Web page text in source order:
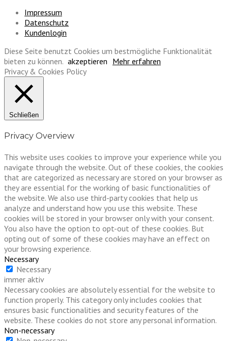
Impressum
Datenschutz
Kundenlogin
Diese Seite benutzt Cookies um bestmögliche Funktionalität
bieten zu können. akzeptieren Mehr erfahren
Privacy & Cookies Policy
Schließen
Privacy Overview
This website uses cookies to improve your experience while you
navigate through the website. Out of these cookies, the cookies
that are categorized as necessary are stored on your browser as
they are essential for the working of basic functionalities of
the website. We also use third-party cookies that help us
analyze and understand how you use this website. These
cookies will be stored in your browser only with your consent.
You also have the option to opt-out of these cookies. But
opting out of some of these cookies may have an effect on
your browsing experience.
Necessary
Necessary
immer aktiv
Necessary cookies are absolutely essential for the website to
function properly. This category only includes cookies that
ensures basic functionalities and security features of the
website. These cookies do not store any personal information.
Non-necessary